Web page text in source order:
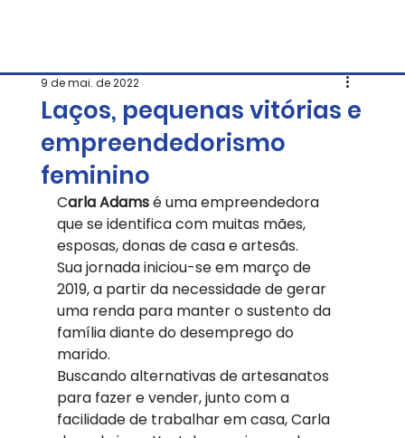
Laços, pequenas vitórias e
empreendedorismo
feminino
9 de mai. de 2022
Carla Adams é uma empreendedora
que se identifica com muitas mães,
esposas, donas de casa e artesãs.
Sua jornada iniciou-se em março de
2019, a partir da necessidade de gerar
uma renda para manter o sustento da
família diante do desemprego do
marido.
Buscando alternativas de artesanatos
para fazer e vender, junto com a
facilidade de trabalhar em casa, Carla